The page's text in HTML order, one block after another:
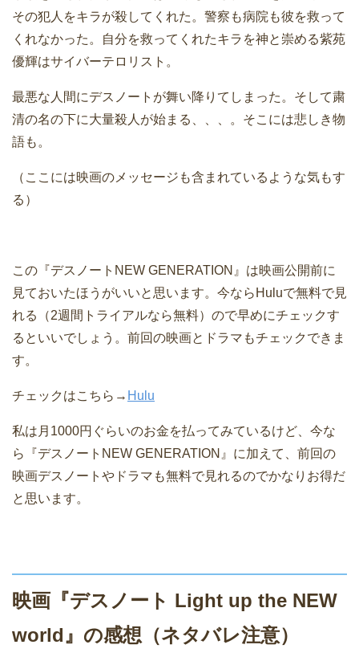
その犯人をキラが殺してくれた。警察も病院も彼を救って
くれなかった。自分を救ってくれたキラを神と崇める紫苑
優輝はサイバーテロリスト。
最悪な人間にデスノートが舞い降りてしまった。そして粛
清の名の下に大量殺人が始まる、、、。そこには悲しき物
語も。
（ここには映画のメッセージも含まれているような気もす
る）
この『デスノートNEW GENERATION』は映画公開前に
見ておいたほうがいいと思います。今ならHuluで無料で見
れる（2週間トライアルなら無料）ので早めにチェックす
るといいでしょう。前回の映画とドラマもチェックできま
す。
チェックはこちら→ Hulu
私は月1000円ぐらいのお金を払ってみているけど、今な
ら『デスノートNEW GENERATION』に加えて、前回の
映画デスノートやドラマも無料で見れるのでかなりお得だ
と思います。
映画『デスノート Light up the NEW
world』の感想（ネタバレ注意）